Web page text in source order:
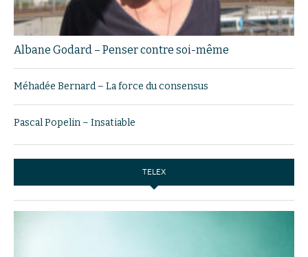
Albane Godard – Penser contre soi-même
Méhadée Bernard – La force du consensus
Pascal Popelin – Insatiable
TELEX